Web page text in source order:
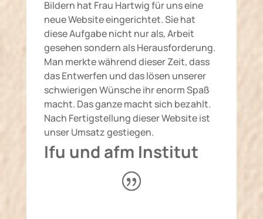
Bildern hat Frau Hartwig für uns eine
neue Website eingerichtet. Sie hat
diese Aufgabe nicht nur als, Arbeit
gesehen sondern als Herausforderung.
Man merkte während dieser Zeit, dass
das Entwerfen und das lösen unserer
schwierigen Wünsche ihr enorm Spaß
macht. Das ganze macht sich bezahlt.
Nach Fertigstellung dieser Website ist
unser Umsatz gestiegen.
Ifu und afm Institut